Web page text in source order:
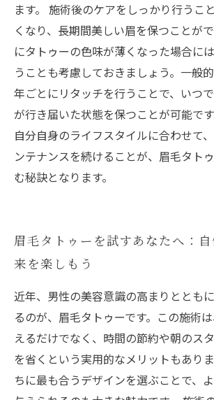
ます。 施術後のケアをしっかり行うこ
くなり、長期間美しい眉を保つことが
にタトゥーの色味が薄くなった場合に
うことも考慮しておきましょう。一般
年ごとにリタッチを行うことで、いつ
が行き届いた状態を保つことが可能です
自分自身のライフスタイルに合わせて
ンテナンスを続けることが、眉毛タト
む秘訣となります。
眉毛タトゥーを試すあなたへ：
来を楽しもう
近年、男性の美容意識の高まりととも
るのが、眉毛タトゥーです。この施術
えるだけでなく、時間の節約や朝のス
を省くという実用的なメリットもあり
ちに最も合うデザインを選ぶことで、